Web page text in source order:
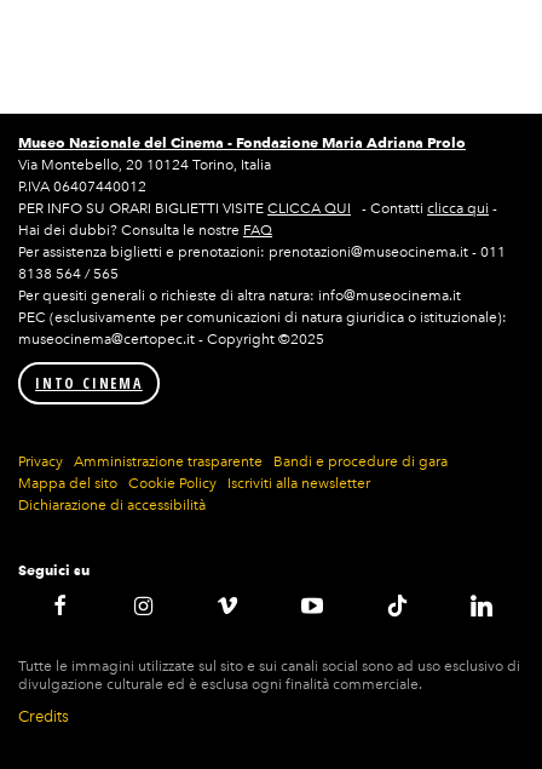
Museo Nazionale del Cinema - Fondazione Maria Adriana Prolo
Via Montebello, 20 10124 Torino, Italia
P.IVA 06407440012
PER INFO SU ORARI BIGLIETTI VISITE CLICCA QUI - Contatti clicca qui -
Hai dei dubbi? Consulta le nostre FAQ
Per assistenza biglietti e prenotazioni: prenotazioni@museocinema.it - 011
8138 564 / 565
Per quesiti generali o richieste di altra natura: info@museocinema.it
PEC (esclusivamente per comunicazioni di natura giuridica o istituzionale):
museocinema@certopec.it - Copyright ©2025
INTO CINEMA
Privacy Amministrazione trasparente
Bandi e procedure di gara
Mappa del sito
Cookie Policy
Iscriviti alla newsletter
Dichiarazione di accessibilità
Seguici su
Tutte le immagini utilizzate sul sito e sui canali social sono ad uso esclusivo di
divulgazione culturale ed è esclusa ogni finalità commerciale.
Credits